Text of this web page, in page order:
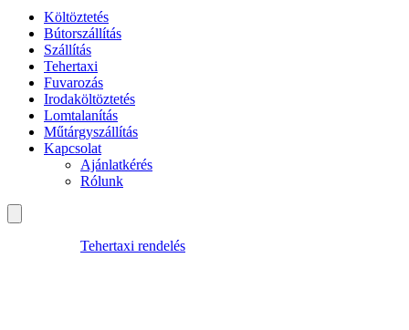
Költöztetés
Bútorszállítás
Szállítás
Tehertaxi
Fuvarozás
Irodaköltöztetés
Lomtalanítás
Műtárgyszállítás
Kapcsolat
Ajánlatkérés
Rólunk
Tehertaxi rendelés